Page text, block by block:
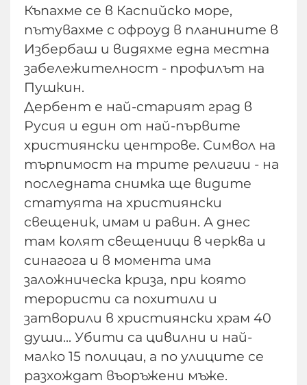
Къпахме се в Каспийско море,
пътувахме с офроуд в планините в
Избербаш и видяхме една местна
забележителност - профилът на
Пушкин.
Дербент е най-старият град в
Русия и един от най-първите
християнски центрове. Символ на
търпимост на трите религии - на
последната снимка ще видите
статуята на християнски
свещеник, имам и равин. А днес
там колят свещеници в черква и
синагога и в момента има
заложническа криза, при която
терористи са похитили и
затворили в християнски храм 40
души... Убити са цивилни и най-
малко 15 полицаи, а по улиците се
разхождат въоръжени мъже.